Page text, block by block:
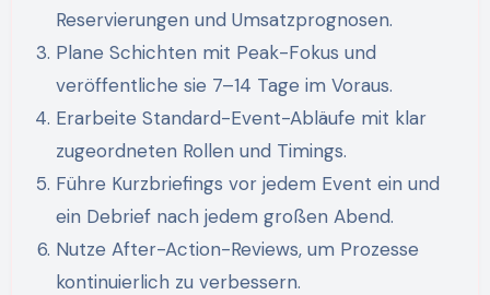
Reservierungen und Umsatzprognosen.
Plane Schichten mit Peak-Fokus und
veröffentliche sie 7–14 Tage im Voraus.
Erarbeite Standard-Event-Abläufe mit klar
zugeordneten Rollen und Timings.
Führe Kurzbriefings vor jedem Event ein und
ein Debrief nach jedem großen Abend.
Nutze After-Action-Reviews, um Prozesse
kontinuierlich zu verbessern.